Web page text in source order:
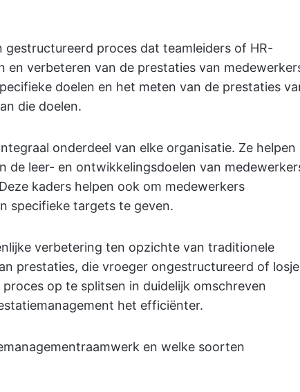
gestructureerd proces dat teamleiders of HR-
en verbeteren van de prestaties van
doelen en het meten van de prestaties
die doelen.
onderdeel van elke organisatie. Ze helpen
de leer- en ontwikkelingsdoelen van
kaders helpen ook om medewerkers
specifieke targets te geven.
verbetering ten opzichte van traditionele
prestaties, die vroeger ongestructureerd of
op te splitsen in duidelijk omschreven
het efficiënter.
en welke soorten